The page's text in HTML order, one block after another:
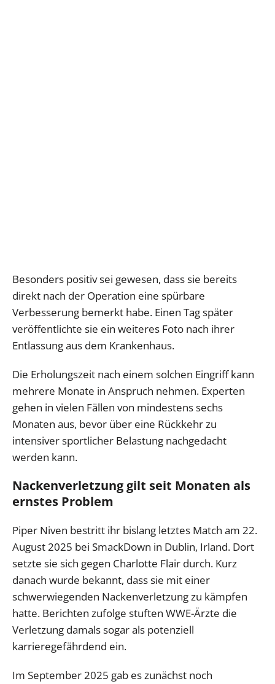
Besonders positiv sei gewesen, dass sie bereits
direkt nach der Operation eine spürbare
Verbesserung bemerkt habe. Einen Tag später
veröffentlichte sie ein weiteres Foto nach ihrer
Entlassung aus dem Krankenhaus.
Die Erholungszeit nach einem solchen Eingriff kann
mehrere Monate in Anspruch nehmen. Experten
gehen in vielen Fällen von mindestens sechs
Monaten aus, bevor über eine Rückkehr zu
intensiver sportlicher Belastung nachgedacht
werden kann.
Nackenverletzung gilt seit Monaten als
ernstes Problem
Piper Niven bestritt ihr bislang letztes Match am 22.
August 2025 bei SmackDown in Dublin, Irland. Dort
setzte sie sich gegen Charlotte Flair durch. Kurz
danach wurde bekannt, dass sie mit einer
schwerwiegenden Nackenverletzung zu kämpfen
hatte. Berichten zufolge stuften WWE-Ärzte die
Verletzung damals sogar als potenziell
karrieregefährdend ein.
Im September 2025 gab es zunächst noch